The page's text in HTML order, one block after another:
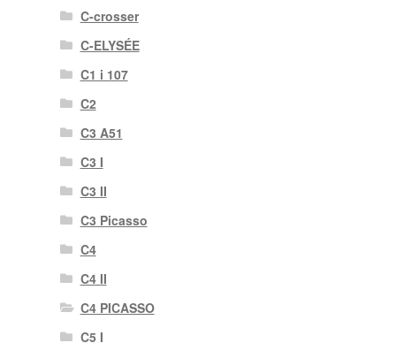
C-crosser
C-ELYSÉE
C1 i 107
C2
C3 A51
C3 I
C3 II
C3 Picasso
C4
C4 II
C4 PICASSO
C5 I